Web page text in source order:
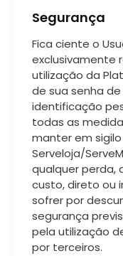
Segurança
Fica ciente o
exclusivamente
utilização da
de sua senha
identificação
todas as
manter em
Serveloja/
qualquer perda,
custo, direto ou
sofrer por
segurança
pela utilização
por terceiros.